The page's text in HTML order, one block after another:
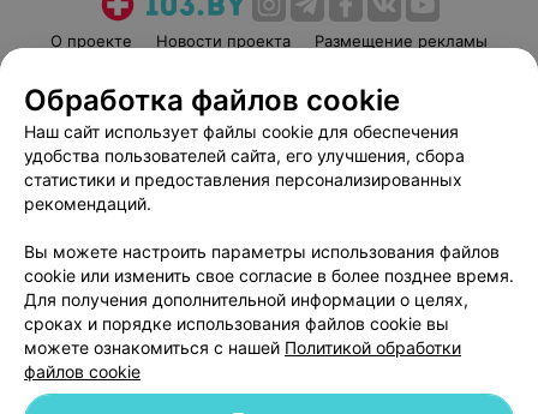
О проекте Новости проекта
Размещение рекламы
Пользовательское соглашение
Способы оплаты
Вакансии
Партнеры
Написать руководителю 103.by
Обработка персональных данных
Обработка файлов cookie
Наш сайт использует файлы cookie для обеспечения
удобства пользователей сайта, его улучшения, сбора
статистики и предоставления персонализированных
рекомендаций.
Вы можете настроить параметры использования файлов
cookie или изменить свое согласие в более позднее время.
Для получения дополнительной информации о целях,
сроках и порядке использования файлов cookie вы
можете ознакомиться с нашей Политикой обработки
файлов cookie